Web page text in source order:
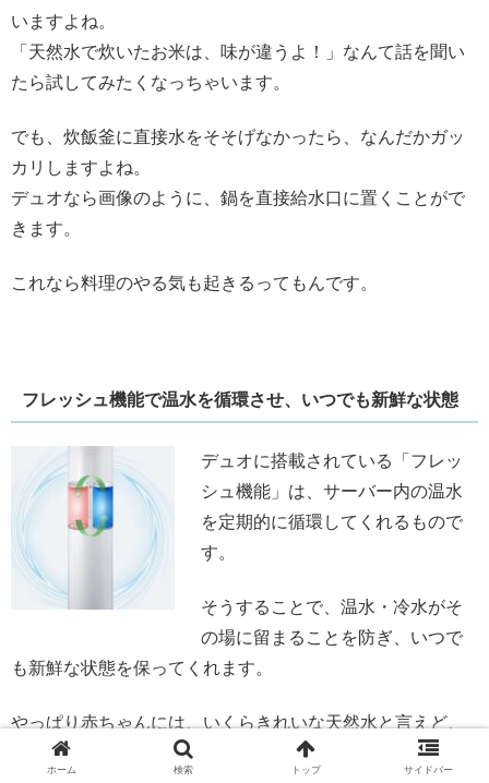
いますよね。
「天然水で炊いたお米は、味が違うよ！」なんて話を聞い
たら試してみたくなっちゃいます。
でも、炊飯釜に直接水をそそげなかったら、なんだかガッ
カリしますよね。
デュオなら画像のように、鍋を直接給水口に置くことがで
きます。
これなら料理のやる気も起きるってもんです。
フレッシュ機能で温水を循環させ、いつでも新鮮な状態
デュオに搭載されている「フレッ
シュ機能」は、サーバー内の温水
を定期的に循環してくれるもので
す。
そうすることで、温水・冷水がそ
の場に留まることを防ぎ、いつで
も新鮮な状態を保ってくれます。
やっぱり赤ちゃんには、いくらきれいな天然水と言えど、
より衛生的に管理された水で作ったミルクを飲ませたいで
ホーム 検索 トップ サイドバー